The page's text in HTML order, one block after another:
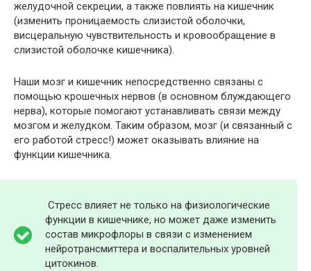
желудочной секреции, а также повлиять на кишечник
(изменить проницаемость слизистой оболочки,
висцеральную чувствительность и кровообращение в
слизистой оболочке кишечника).
Наши мозг и кишечник непосредственно связаны с
помощью крошечных нервов (в основном блуждающего
нерва), которые помогают устанавливать связи между
мозгом и желудком. Таким образом, мозг (и связанный с
его работой стресс!) может оказывать влияние на
функции кишечника.
Стресс влияет не только на физиологические
функции в кишечнике, но может даже изменить
состав микрофлоры в связи с изменением
нейротрансмиттера и воспалительных уровней
цитокинов.